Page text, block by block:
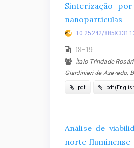
Sinterização
nanopartículas
10.25242/
18-19
Ítalo Trindade
Giardinieri de Azevedo,
pdf pdf
Análise de
norte fluminense